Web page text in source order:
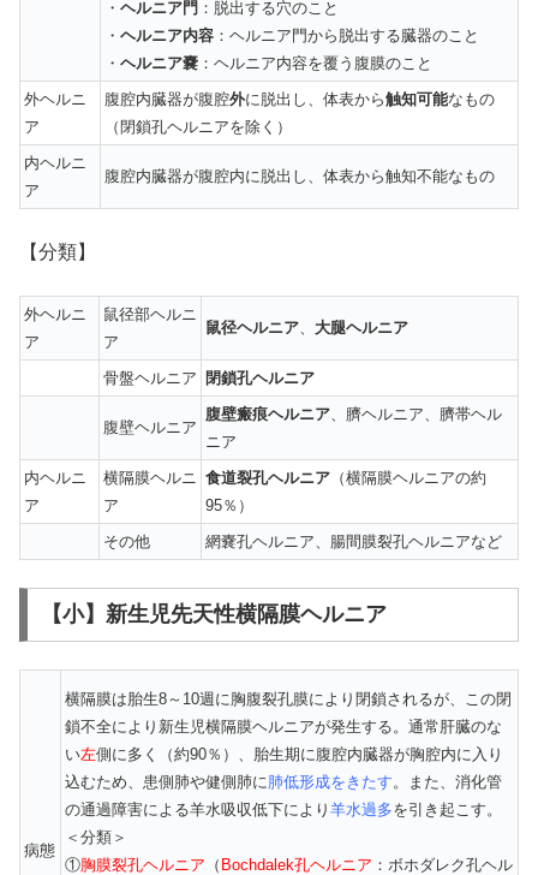
・ ヘルニア門 ：脱出する穴のこと
・ ヘルニア内容 ：ヘルニア門から脱出する臓器のこと
・ ヘルニア嚢 ：ヘルニア内容を覆う腹膜のこと
外ヘルニ
ア
腹腔内臓器が腹腔外に脱出し、体表から触知可能なもの
（閉鎖孔ヘルニアを除く）
内ヘルニ
ア
腹腔内臓器が腹腔内に脱出し、体表から触知不能なもの
【分類】
外ヘルニ
ア
鼠径部ヘルニ
ア
鼠径ヘルニア、 大腿ヘルニア
骨盤ヘルニア 閉鎖孔ヘルニア
腹壁ヘルニア
腹壁瘢痕ヘルニア、臍ヘルニア、臍帯ヘル
ニア
内ヘルニ
ア
横隔膜ヘルニ
ア
食道裂孔ヘルニア （横隔膜ヘルニアの約
95％）
その他
網嚢孔ヘルニア、腸間膜裂孔ヘルニアなど
【小】新生児先天性横隔膜ヘルニア
病態
横隔膜は胎生8～10週に胸腹裂孔膜により閉鎖されるが、この閉
鎖不全により新生児横隔膜ヘルニアが発生する。通常肝臓のな
い左側に多く（約90％）、胎生期に腹腔内臓器が胸腔内に入り
込むため、患側肺や健側肺に 肺低形成をきたす 。また、消化管
の通過障害による羊水吸収低下により 羊水過多を引き起こす。
＜分類＞
①胸膜裂孔ヘルニア （ Bochdalek孔ヘルニア ：ボホダレク孔ヘル